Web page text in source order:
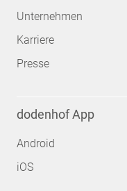
Unternehmen
Karriere
Presse
dodenhof App
Android
iOS